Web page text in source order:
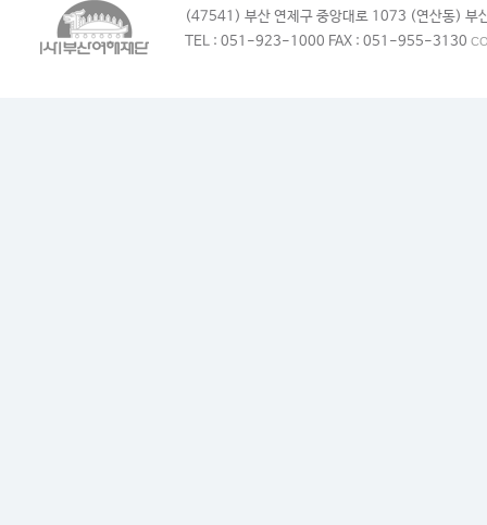
(47541) 부산 연제구 중앙대로 1073 (연산동) 부
TEL : 051-923-1000 FAX : 051-955-3130